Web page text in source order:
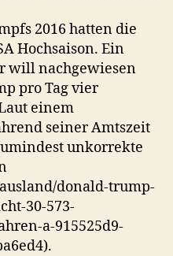
2016 hatten die
Hochsaison. Ein
will nachgewiesen
pro Tag vier
einem
seiner Amtszeit
unkorrekte
donald-trump-
30-573-
a-915525d9-